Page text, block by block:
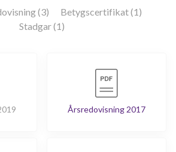
(3)
Betygscertifikat (1)
Stadgar (1)
Årsredovisning 2017